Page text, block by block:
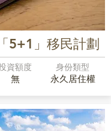
5+1」移民計劃
資額度
無
身份類型
永久居住權